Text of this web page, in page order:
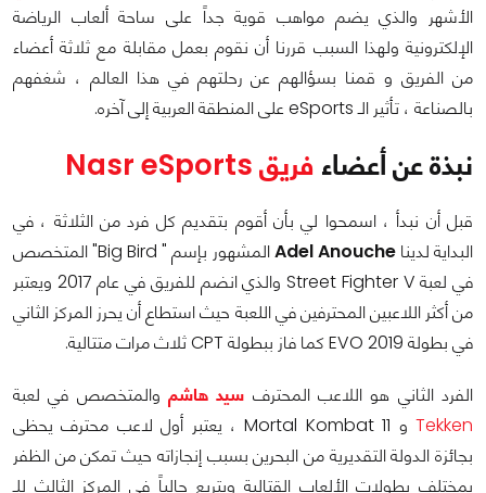
الأشهر والذي يضم مواهب قوية جداً على ساحة ألعاب الرياضة
الإلكترونية ولهذا السبب قررنا أن نقوم بعمل مقابلة مع ثلاثة أعضاء
من الفريق و قمنا بسؤالهم عن رحلتهم في هذا العالم ، شغفهم
بالصناعة ، تأثير الـ eSports على المنطقة العربية إلى آخره.
نبذة عن أعضاء فريق Nasr eSports
قبل أن نبدأ ، اسمحوا لي بأن أقوم بتقديم كل فرد من الثلاثة ، في
البداية لديناAdel Anouche
المشهور بإسم " Big Bird" المتخصص
في لعبة Street Fighter V والذي انضم للفريق في عام 2017 ويعتبر
من أكثر اللاعبين المحترفين في اللعبة حيث استطاع أن يحرز المركز الثاني
في بطولة EVO 2019 كما فاز ببطولة CPT ثلاث مرات متتالية.
الفرد الثاني هو اللاعب المحترف سيد هاشم والمتخصص في لعبة
Tekken
و Mortal Kombat 11 ، يعتبر أول لاعب محترف يحظى
بجائزة الدولة التقديرية من البحرين بسبب إنجازاته حيث تمكن من الظفر
بمختلف بطولات الألعاب القتالية ويتربع حالياً في المركز الثالث للـ